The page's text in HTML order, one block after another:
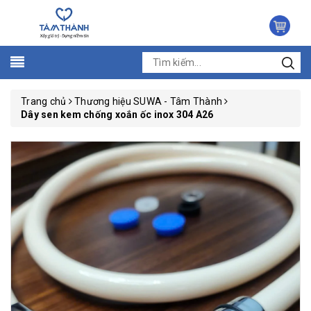
Trang chủ
Thương hiệu SUWA - Tâm Thành
Dây sen kem chống xoắn ốc inox 304 A26